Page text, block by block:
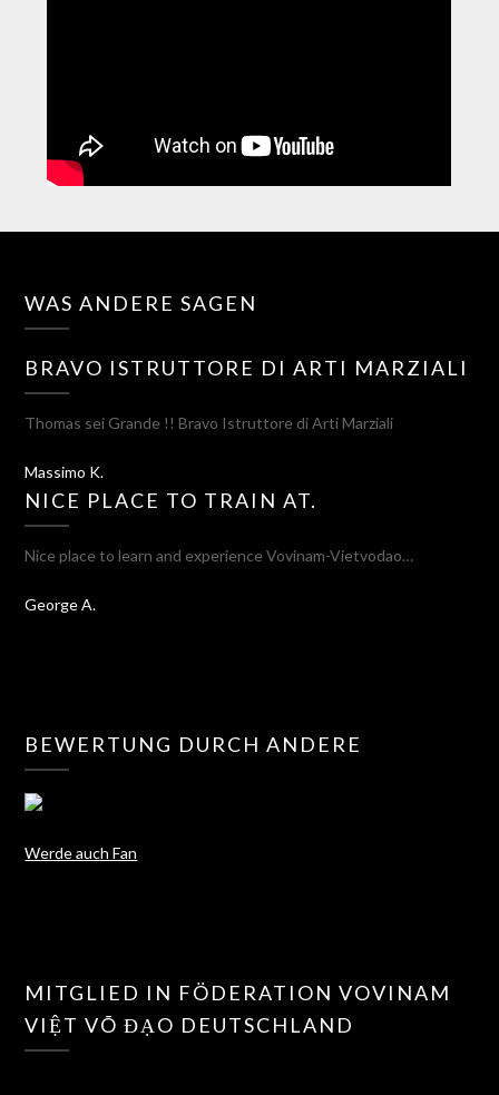
WAS ANDERE SAGEN
BRAVO ISTRUTTORE DI ARTI MARZIALI
Thomas sei Grande !! Bravo Istruttore di Arti Marziali
Massimo K.
NICE PLACE TO TRAIN AT.
Nice place to learn and experience Vovinam-Vietvodao…
George A.
BEWERTUNG DURCH ANDERE
Werde auch Fan
MITGLIED IN FÖDERATION VOVINAM
VIỆT VÕ ĐẠO DEUTSCHLAND